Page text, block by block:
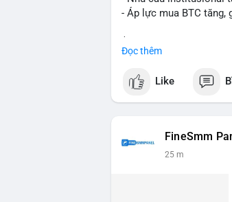
- Áp lực mua BTC
Đọc thêm
Like
FineSmm
25 m